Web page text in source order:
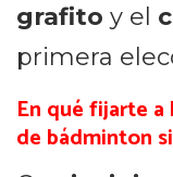
grafito y el
primera
En qué fijarte
de bádminton